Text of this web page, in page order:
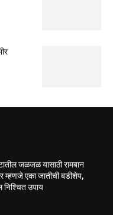
जळजळ यासाठी रामबान
म्हणजे एका जातीची बडीशेप,
निश्चित उपाय